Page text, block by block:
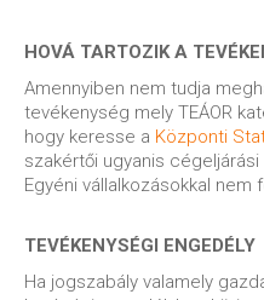
HOVÁ TARTOZIK A
Amennyiben nem tudja
tevékenység mely TEÁOR
hogy keresse a Központi
szakértői ugyanis
Egyéni vállalkozásokkal nem
TEVÉKENYSÉGI ENGEDÉLY
Ha jogszabály valamely